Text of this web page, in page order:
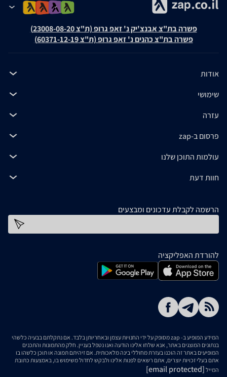
פשרה בת"צ אבנצ'יק נ' זאפ גרופ (ת"צ 23008-08-20)
פשרה בת"צ כהנים נ' זאפ גרופ (ת"צ 60371-12-19)
אודות
שימושי
עזרה
פרסום ב-zap
עולמות התוכן שלנו
חוות דעת
הרשמה לקבלת עדכונים ומבצעים
להורדת האפליקציה
המידע המופיע ב- zap מסופק על ידי החנויות עצמן ובאחריותן בלבד. אם נתקלתם בבעיה כלשהי
בנתונים המוצגים באתר, אנא שלחו אלינו הודעה ואנו נטפל בעניין. חלק מהתמונות והתכנים
המופיעים באתר זה הוכנו בעזרת מחוללי בינה מלאכותית. אם זיהיתם תמונה או תוכן כלשהו בו
אתם בעלי זכויות יוצרים, אתם רשאים לפנות אלינו ולבקש לחדול משימוש בו, באמצעות כתובת
המייל [email protected]